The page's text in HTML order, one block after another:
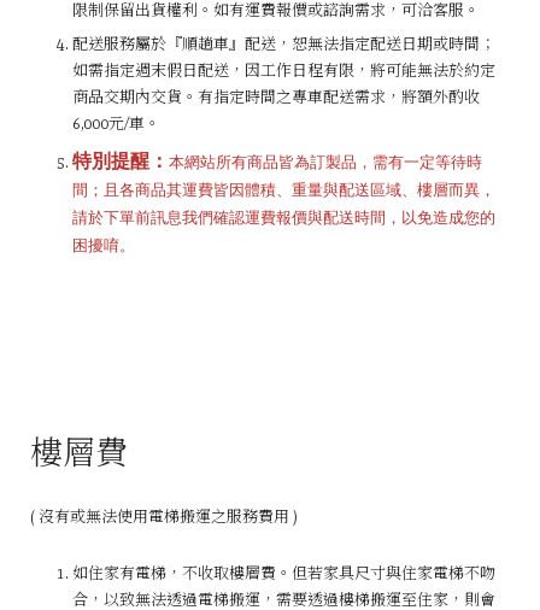
限制保留出貨權利。如有運費報價或諮詢需求，可洽客服。
配送服務屬於『順趟車』配送，恕無法指定配送日期或時間；
如需指定週末假日配送，因工作日程有限，將可能無法於約定
商品交期內交貨。有指定時間之專車配送需求，將額外酌收
6,000元/車。
特別提醒： 本網站所有商品皆為訂製品，需有一定等待時
間；且各商品其運費皆因體積、重量與配送區域、樓層而異，
請於下單前訊息我們確認運費報價與配送時間，以免造成您的
困擾唷。
樓層費
( 沒有或無法使用電梯搬運之服務費用 )
如住家有電梯，不收取樓層費。但若家具尺寸與住家電梯不吻
合，以致無法透過電梯搬運，需要透過樓梯搬運至住家，則會